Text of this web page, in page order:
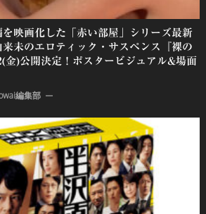
映画化した「赤い部屋」シリーズ最新
未のエロティック・サスペンス『裸の
金)公開決定！ポスタービジュアル&場面
編集部